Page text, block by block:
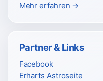
Mehr erfahren →
Partner & Links
Facebook
Erharts Astroseite